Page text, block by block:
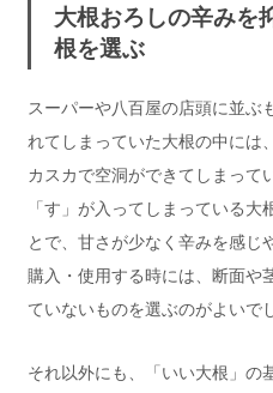
大根おろしの辛みを
根を選ぶ
スーパーや八百屋の店頭に並ぶ
れてしまっていた大根の中には
カスカで空洞ができてしまって
「す」が入ってしまっている
とで、甘さが少なく辛みを感じ
購入・使用する時には、断面や
ていないものを選ぶのがよいで
それ以外にも、「いい大根」の